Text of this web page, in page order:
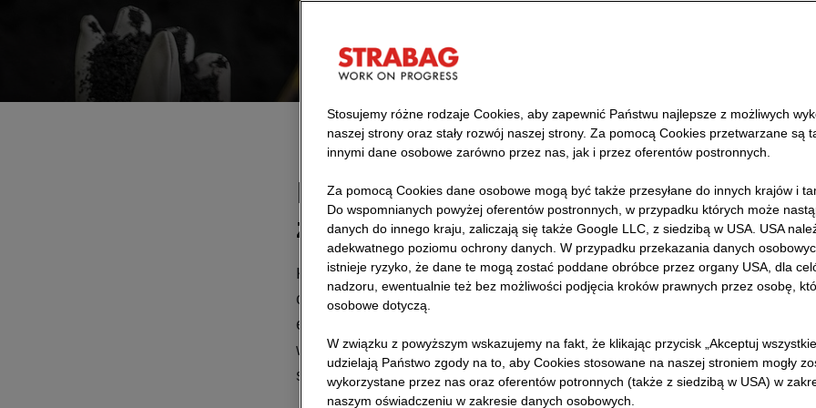
Dla wielu motoryzacyjny problem. Dla
źródło surowców
Każdego roku na świecie zużywa się niemal 1 mld opon, z czego w
około 350 mln. Z roku na rok ta liczba się powiększa. Blisko 46% opon
emitując ogromne ilości CO2 do atmosfery. Jednak opona, która nie
wykorzystania w aucie ze względu na utratę swoich właściwości, nie
szkodliwego dla środowiska odpadu.
Stosujemy różne rodzaje Cookies, aby zapewnić Państwu najlepsze z możliwych
naszej strony oraz stały rozwój naszej strony. Za pomocą Cookies przetwarzane są
innymi dane osobowe zarówno przez nas, jak i przez oferentów postronnych.
Za pomocą Cookies dane osobowe mogą być także przesyłane do innych krajów i
Do wspomnianych powyżej oferentów postronnych, w przypadku których może
danych do innego kraju, zaliczają się także Google LLC, z siedzibą w USA. USA
adekwatnego poziomu ochrony danych. W przypadku przekazania danych
istnieje ryzyko, że dane te mogą zostać poddane obróbce przez organy USA, dla
nadzoru, ewentualnie też bez możliwości podjęcia kroków prawnych przez osobę,
osobowe dotyczą.
W związku z powyższym wskazujemy na fakt, że klikając przycisk „Akceptuj
udzielają Państwo zgody na to, aby Cookies stosowane na naszej stroniem mogły
wykorzystane przez nas oraz oferentów potronnych (także z siedzibą w USA) w
naszym oświadczeniu w zakresie danych osobowych.